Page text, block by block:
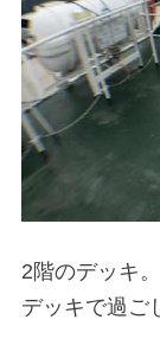
2階のデッキ
デッキで過ご